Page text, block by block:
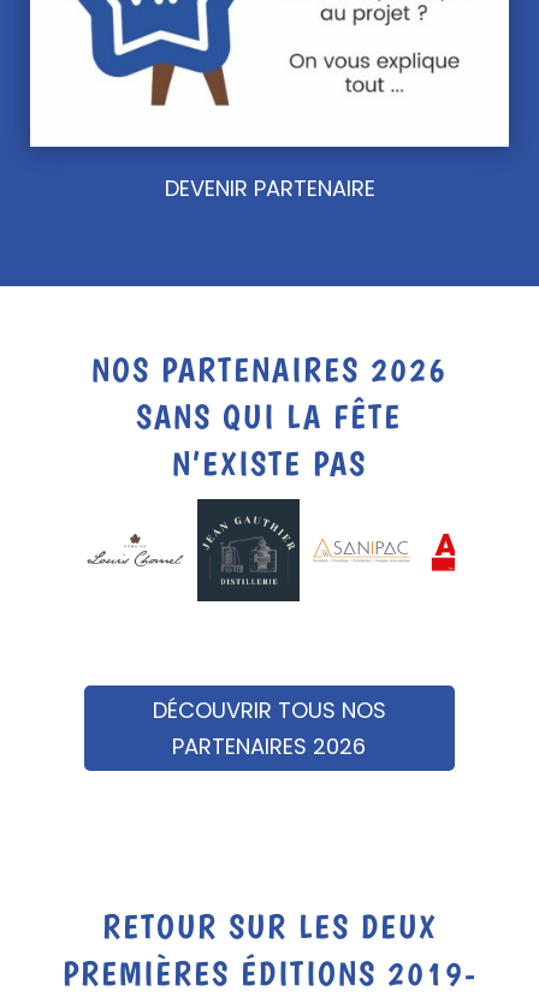
DEVENIR PARTENAIRE
NOS PARTENAIRES 2026
SANS QUI LA FÊTE
N’EXISTE PAS
DÉCOUVRIR TOUS NOS
PARTENAIRES 2026
RETOUR SUR LES DEUX
PREMIÈRES ÉDITIONS 2019-